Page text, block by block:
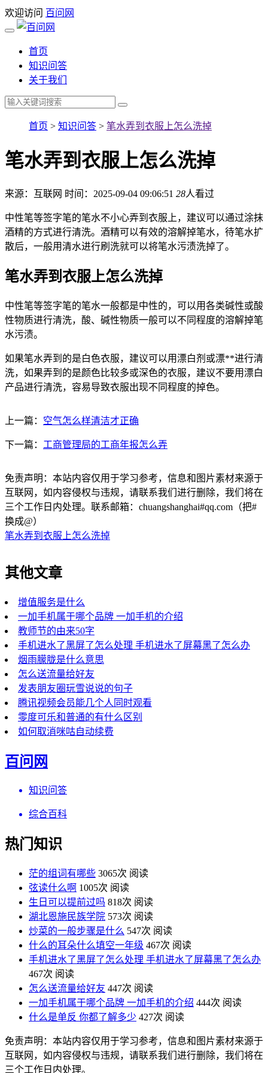
欢迎访问 百问网
首页
知识问答
关于我们
首页 > 知识问答 > 笔水弄到衣服上怎么洗掉
笔水弄到衣服上怎么洗掉
来源：互联网 时间：2025-09-04 09:06:51 28人看过
中性笔等签字笔的笔水不小心弄到衣服上，建议可以通过涂抹
酒精的方式进行清洗。酒精可以有效的溶解掉笔水，待笔水扩
散后，一般用清水进行刷洗就可以将笔水污渍洗掉了。
笔水弄到衣服上怎么洗掉
中性笔等签字笔的笔水一般都是中性的，可以用各类碱性或酸
性物质进行清洗，酸、碱性物质一般可以不同程度的溶解掉笔
水污渍。
如果笔水弄到的是白色衣服，建议可以用漂白剂或漂**进行清
洗，如果弄到的是颜色比较多或深色的衣服，建议不要用漂白
产品进行清洗，容易导致衣服出现不同程度的掉色。
上一篇： 空气怎么样清洁才正确
下一篇： 工商管理局的工商年报怎么弄
免责声明：本站内容仅用于学习参考，信息和图片素材来源于
互联网，如内容侵权与违规，请联系我们进行删除，我们将在
三个工作日内处理。联系邮箱：chuangshanghai#qq.com（把#
换成@）
笔水弄到衣服上怎么洗掉
其他文章
增值服务是什么
一加手机属于哪个品牌 一加手机的介绍
教师节的由来50字
手机进水了黑屏了怎么处理 手机进水了屏幕黑了怎么办
烟雨朦胧是什么意思
怎么送流量给好友
发表朋友圈玩雪说说的句子
腾讯视频会员能几个人同时观看
零度可乐和普通的有什么区别
如何取消咪咕自动续费
百问网
知识问答
综合百科
热门知识
茫的组词有哪些 3065次 阅读
弦读什么啊 1005次 阅读
生日可以提前过吗 818次 阅读
湖北恩施民族学院 573次 阅读
炒菜的一般步骤是什么 547次 阅读
什么的耳朵什么填空一年级 467次 阅读
手机进水了黑屏了怎么处理 手机进水了屏幕黑了怎么办
467次 阅读
怎么送流量给好友 447次 阅读
一加手机属于哪个品牌 一加手机的介绍 444次 阅读
什么是单反 你都了解多少 427次 阅读
免责声明：本站内容仅用于学习参考，信息和图片素材来源于
互联网，如内容侵权与违规，请联系我们进行删除，我们将在
三个工作日内处理。